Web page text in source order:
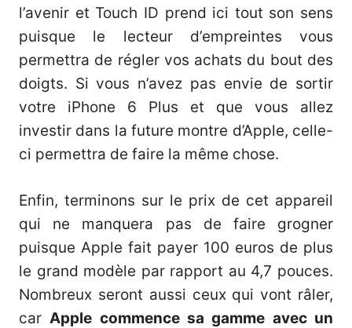
l’avenir et Touch ID prend ici tout son sens
puisque le lecteur d’empreintes vous
permettra de régler vos achats du bout des
doigts. Si vous n’avez pas envie de sortir
votre iPhone 6 Plus et que vous allez
investir dans la future montre d’Apple, celle-
ci permettra de faire la même chose.
Enfin, terminons sur le prix de cet appareil
qui ne manquera pas de faire grogner
puisque Apple fait payer 100 euros de plus
le grand modèle par rapport au 4,7 pouces.
Nombreux seront aussi ceux qui vont râler,
carApple commence sa gamme avec un